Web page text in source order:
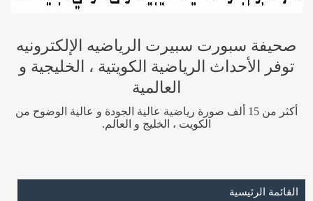
صحيفة سبورت سبيرت الرياضيه الإلكترونيه
توفر الأحداث الرياضية الكويتية ، الخليجية و
العالمية
أكثر من 15 ألف صورة رياضية عالية الجودة و عالية الوضوح من
الكويت ، الخليج و العالم.
القائمة الرئيسية